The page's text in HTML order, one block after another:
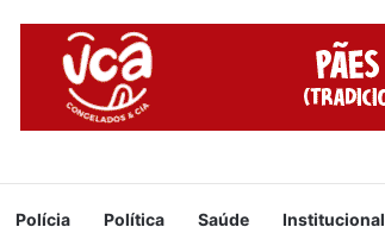
Polícia Política Saúde Institucional